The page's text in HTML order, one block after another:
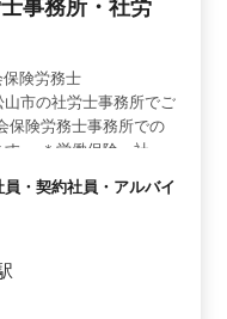
など、多岐にわた
ます。 ＜様々な業
与計算、雇用管
務トラブル対応、
彩な業務に携わるこ
広いスキルを展開し
事務所・社労
所 / 社会保険労務士
山市の社労士事務所でご
保険労務士事務所での
。 ＊労働保険・社会
躍中◎ 土日祝休みなの
します！ 50代以上の
通勤可 最寄り駅からも
る社労士事務所となり
代〜50代が在籍中！ ぜ
・契約社員・アルバイ